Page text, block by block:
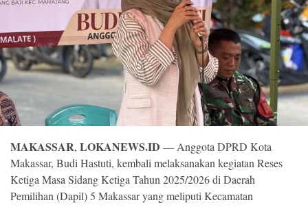
right
MAKASSAR, LOKANEWS.ID — Anggota DPRD Kota
Makassar, Budi Hastuti, kembali melaksanakan kegiatan Reses
Ketiga Masa Sidang Ketiga Tahun 2025/2026 di Daerah
Pemilihan (Dapil) 5 Makassar yang meliputi Kecamatan